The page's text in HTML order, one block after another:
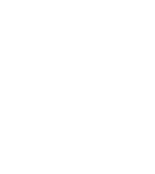
serta cara bertindak
(wal Akhdzu bil